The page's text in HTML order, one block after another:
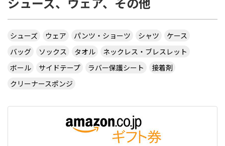
シューズ ウェア パンツ・ショーツ シャツ
ケース
バッグ
ソックス タオル
ネックレス・ブレスレット
ボール
サイドテープ ラバー保護シート
接着剤
クリーナースポンジ